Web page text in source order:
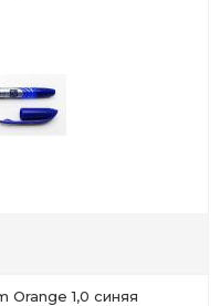
Orange 1,0 синяя